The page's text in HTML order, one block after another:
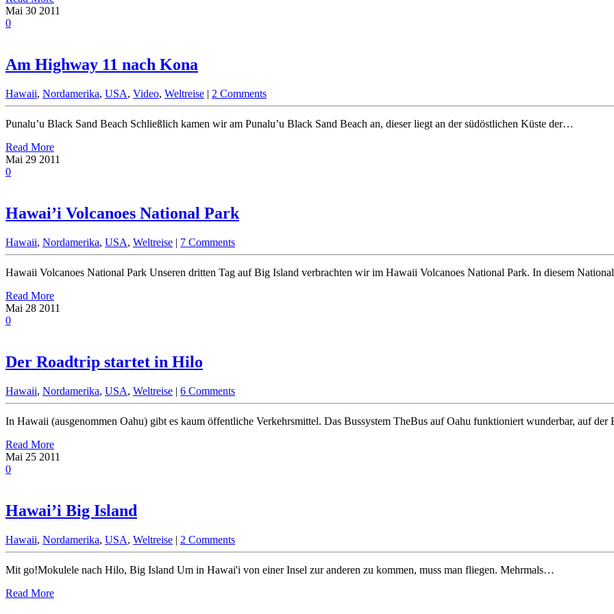
Mai 30 2011
0
Am Highway 11 nach Kona
Hawaii, Nordamerika, USA, Video, Weltreise | 2 Comments
Punalu’u Black Sand Beach Schließlich kamen wir am Punalu’u Black Sand Beach an, dieser liegt an der südöstlichen Küste der…
Read More
Mai 29 2011
0
Hawai’i Volcanoes National Park
Hawaii, Nordamerika, USA, Weltreise | 7 Comments
Hawaii Volcanoes National Park Unseren dritten Tag auf Big Island verbrachten wir im Hawaii Volcanoes National Park. In diesem
Read More
Mai 28 2011
0
Der Roadtrip startet in Hilo
Hawaii, Nordamerika, USA, Weltreise | 6 Comments
In Hawaii (ausgenommen Oahu) gibt es kaum öffentliche Verkehrsmittel. Das Bussystem TheBus auf Oahu funktioniert wunderbar, auf
Read More
Mai 25 2011
0
Hawai’i Big Island
Hawaii, Nordamerika, USA, Weltreise | 2 Comments
Mit go!Mokulele nach Hilo, Big Island Um in Hawai'i von einer Insel zur anderen zu kommen, muss man fliegen. Mehrmals…
Read More